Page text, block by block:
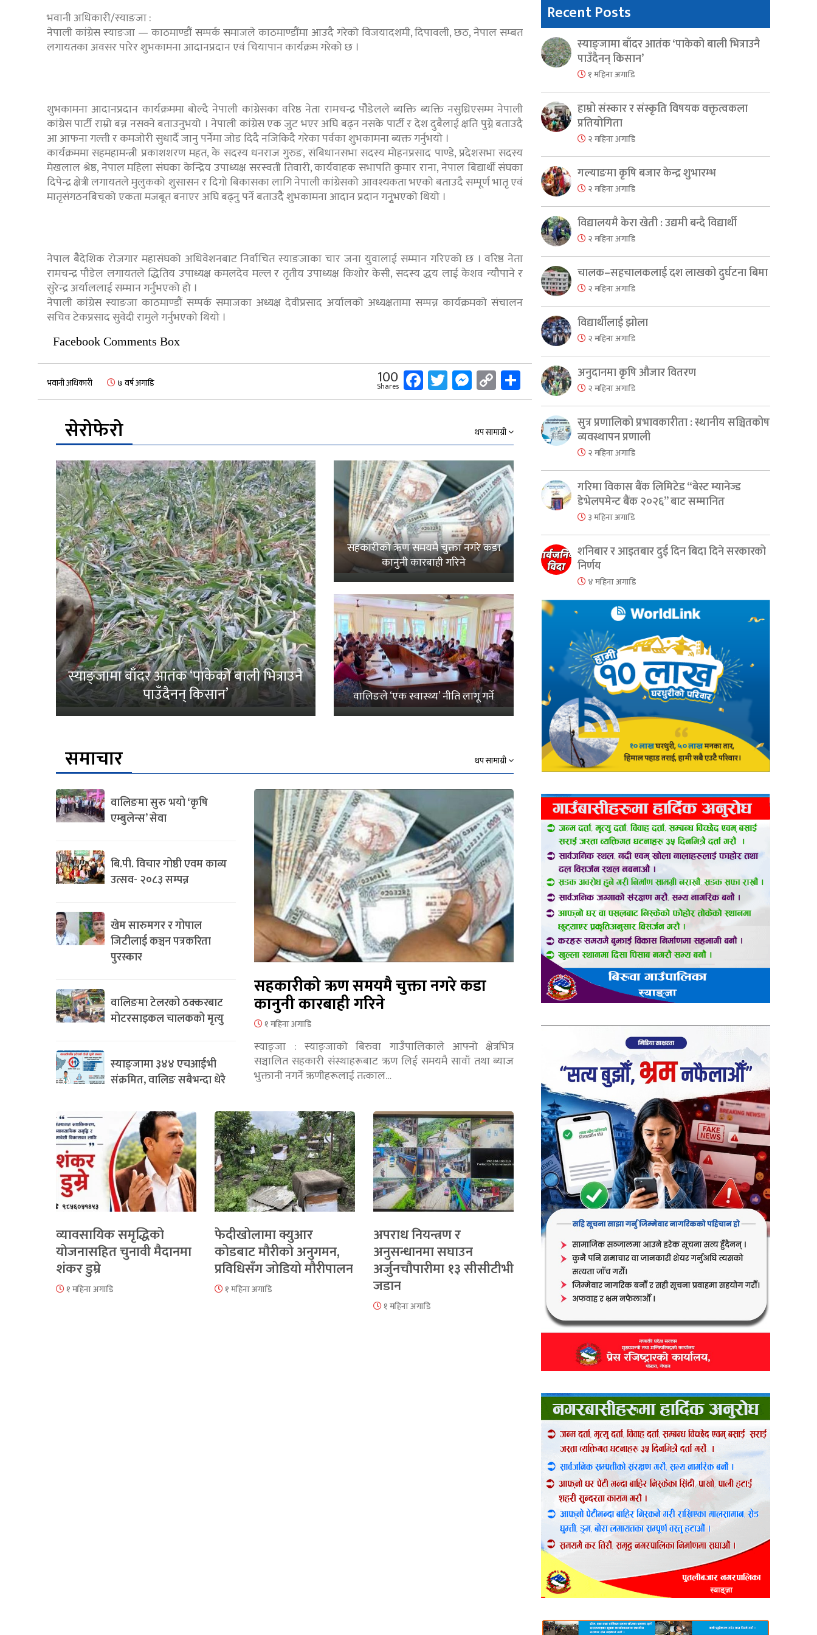
भवानी अधिकारी/स्याङजा :
नेपाली कांग्रेस स्याङजा — काठमाण्डौं सम्पर्क समाजले काठमाण्डौंमा आउदै गरेको विजयादशमी, दिपावली, छठ, नेपाल सम्बत
लगायतका अवसर पारेर शुभकामना आदानप्रदान एवं चियापान कार्यक्रम गरेको छ ।
शुभकामना आदानप्रदान कार्यक्रममा बोल्दै नेपाली कांग्रेसका वरिष्ठ नेता रामचन्द्र पोैडेलले ब्यक्ति ब्यक्ति नसुध्रिएसम्म नेपाली
कांग्रेस पार्टी राम्रो बन्न नसक्ने बताउनुभयो । नेपाली कांग्रेस एक जुट भएर अघि बढ्न नसके पार्टी र देश दुबैलाई क्षति पुग्ने बताउदै
आ आफना गल्ती र कमजोरी सुधार्दै जानु पर्नेमा जोड दिदै नजिकिदै गरेका पर्वका शुभकामना ब्यक्त गर्नुभयो ।
कार्यक्रममा सहमहामन्त्री प्रकाशशरण महत, के सदस्य धनराज गुरुङ, संबिधानसभा सदस्य मोहनप्रसाद पाण्डे, प्रदेशसभा सदस्य
मेखलाल श्रेष्ठ, नेपाल महिला संघका केन्द्रिय उपाध्यक्ष सरस्वती तिवारी, कार्यवाहक सभापति कुमार राना, नेपाल बिद्यार्थी संघका
दिपेन्द्र क्षेत्री लगायतले मुलुकको शुसासन र दिगो बिकासका लागि नेपाली कांग्रेसको आवश्यकता भएको बताउदै सम्पूर्ण भातृ एवं
मातृसंगठनबिचको एकता मजबूत बनाएर अघि बढ्नु पर्ने बताउदेै शुभकामना आदान प्रदान गनुृभएको थियो ।
नेपाल बेैदेशिक रोजगार महासंघको अधिवेशनबाट निर्वाचित स्याङजाका चार जना युवालाई सम्मान गरिएको छ । वरिष्ठ नेता
रामचन्द्र पौडेल लगायतले द्धितिय उपाध्यक्ष कमलदेव मल्ल र तृतीय उपाध्यक्ष किशोर केसी, सदस्य द्धय लाई केशव न्यौपाने र
सुरेन्द्र अर्याललाई सम्मान गर्नुभएको हो ।
नेपाली कांग्रेस स्याङजा काठमाण्डौं सम्पर्क समाजका अध्यक्ष देवीप्रसाद अर्यालको अध्यक्षतामा सम्पन्न कार्यक्रमको संचालन
सचिव टेकप्रसाद सुवेदी रामुले गर्नुभएको थियो ।
Facebook Comments Box
भवानी अधिकारी ७ वर्ष अगाडि 100
Shares Facebook
Twitter
Messenger
Copy
Link
Share
सेरोफेरो
थप सामाग्री
स्याङ्जामा बाँदर आतंक ‘पाकेको बाली भित्राउनै
पाउँदैनन् किसान’
सहकारीको ऋण समयमै चुक्ता नगरे कडा
कानुनी कारबाही गरिने
वालिङले ‘एक स्वास्थ्य’ नीति लागू गर्ने
समाचार थप सामाग्री
वालिङमा सुरु भयो ‘कृषि
एम्बुलेन्स’ सेवा
बि.पी. विचार गोष्ठी एवम काव्य
उत्सव- २०८३ सम्पन्न
खेम सारुमगर र गोपाल
जिटीलाई कञ्चन पत्रकरिता
पुरस्कार
वालिङमा टेलरको ठक्करबाट
मोटरसाइकल चालकको मृत्यु
स्याङ्जामा ३४४ एचआईभी
संक्रमित, वालिङ सबैभन्दा धेरै
सहकारीको ऋण समयमै चुक्ता नगरे कडा
कानुनी कारबाही गरिने
१ महिना अगाडि
स्याङ्जा : स्याङ्जाको बिरुवा गाउँपालिकाले आफ्नो क्षेत्रभित्र
सञ्चालित सहकारी संस्थाहरूबाट ऋण लिई समयमै सावाँ तथा ब्याज
भुक्तानी नगर्ने ऋणीहरूलाई तत्काल…
व्यावसायिक समृद्धिको
योजनासहित चुनावी मैदानमा
शंकर डुम्रे
१ महिना अगाडि
फेदीखोलामा क्युआर
कोडबाट मौरीको अनुगमन,
प्रविधिसँग जोडियो मौरीपालन
१ महिना अगाडि
अपराध नियन्त्रण र
अनुसन्धानमा सघाउन
अर्जुनचौपारीमा १३ सीसीटीभी
जडान
१ महिना अगाडि
Recent Posts
स्याङ्जामा बाँदर आतंक ‘पाकेको बाली भित्राउनै
पाउँदैनन् किसान’
१ महिना अगाडि
हाम्रो संस्कार र संस्कृति विषयक वक्तृत्वकला
प्रतियोगिता
२ महिना अगाडि
गल्याङमा कृषि बजार केन्द्र शुभारम्भ
२ महिना अगाडि
विद्यालयमै केरा खेती : उद्यमी बन्दै विद्यार्थी
२ महिना अगाडि
चालक–सहचालकलाई दश लाखको दुर्घटना बिमा
२ महिना अगाडि
विद्यार्थीलाई झोला
२ महिना अगाडि
अनुदानमा कृषि औजार वितरण
२ महिना अगाडि
सुत्र प्रणालिको प्रभावकारीता : स्थानीय सञ्चितकोष
व्यवस्थापन प्रणाली
२ महिना अगाडि
गरिमा विकास बैंक लिमिटेड “बेस्ट म्यानेज्ड
डेभेलपमेन्ट बैंक २०२६” बाट सम्मानित
३ महिना अगाडि
शनिबार र आइतबार दुई दिन बिदा दिने सरकारको
निर्णय
४ महिना अगाडि